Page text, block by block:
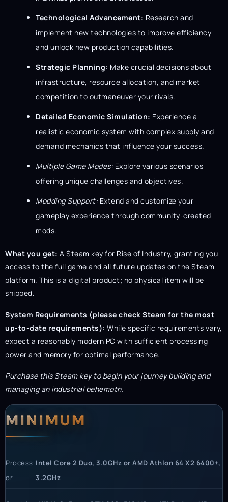
Technological Advancement: Research and
implement new technologies to improve efficiency
and unlock new production capabilities.
Strategic Planning: Make crucial decisions about
infrastructure, resource allocation, and market
competition to outmaneuver your rivals.
Detailed Economic Simulation: Experience a
realistic economic system with complex supply and
demand mechanics that influence your success.
Multiple Game Modes:Explore various scenarios
offering unique challenges and objectives.
Modding Support:Extend and customize your
gameplay experience through community-created
mods.
What you get: A Steam key for Rise of Industry, granting you
access to the full game and all future updates on the Steam
platform. This is a digital product; no physical item will be
shipped.
System Requirements (please check Steam for the most
up-to-date requirements): While specific requirements vary,
expect a reasonably modern PC with sufficient processing
power and memory for optimal performance.
Purchase this Steam key to begin your journey building and
managing an industrial behemoth.
System Requirements
MINIMUM
Process
or
Intel Core 2 Duo, 3.0GHz or AMD Athlon 64 X2 6400+,
3.2GHz